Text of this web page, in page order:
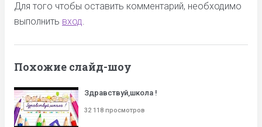
Для того чтобы оставить комментарий, необходимо
выполнить вход.
Похожие слайд-шоу
Здравствуй,школа !
32 118 просмотров